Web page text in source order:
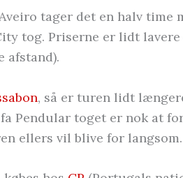
tager det en halv time
tog. Priserne er lidt
afstand).
, så er turen lidt
Pendular toget er nok at
ellers vil blive for langsom.